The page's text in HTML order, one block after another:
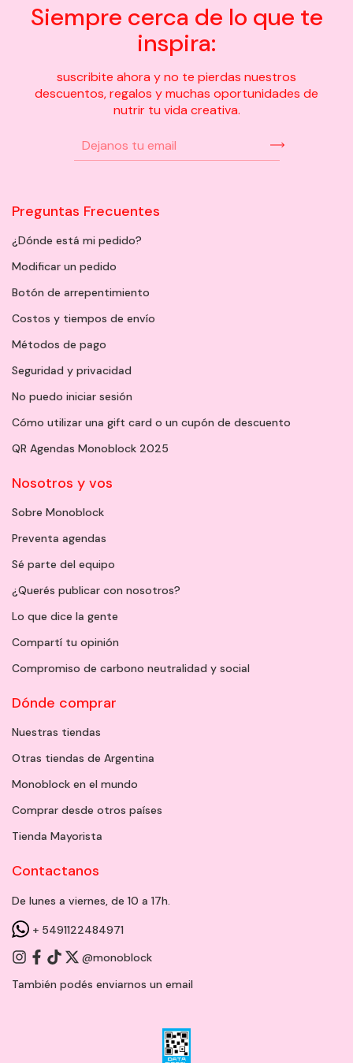
Siempre cerca de lo que te
inspira:
suscribite ahora y no te pierdas nuestros
descuentos, regalos y muchas oportunidades de
nutrir tu vida creativa.
Preguntas Frecuentes
¿Dónde está mi pedido?
Modificar un pedido
Botón de arrepentimiento
Costos y tiempos de envío
Métodos de pago
Seguridad y privacidad
No puedo iniciar sesión
Cómo utilizar una gift card o un cupón de descuento
QR Agendas Monoblock 2025
Nosotros y vos
Sobre Monoblock
Preventa agendas
Sé parte del equipo
¿Querés publicar con nosotros?
Lo que dice la gente
Compartí tu opinión
Compromiso de carbono neutralidad y social
Dónde comprar
Nuestras tiendas
Otras tiendas de Argentina
Monoblock en el mundo
Comprar desde otros países
Tienda Mayorista
Contactanos
De lunes a viernes, de 10 a 17h.
+ 5491122484971
@monoblock
También podés enviarnos un email